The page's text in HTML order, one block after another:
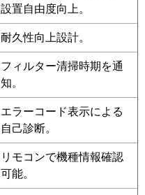
設置自由度向上。
耐久性向上設計。
フィルター清掃時期を通
知。
エラーコード表示による
自己診断。
リモコンで機種情報確認
可能。